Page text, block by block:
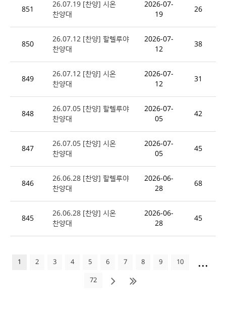
851
26.07.19 [찬양] 시온
찬양대
2026-07-
19
26
850
26.07.12 [찬양] 할렐루야
찬양대
2026-07-
12
38
849
26.07.12 [찬양] 시온
찬양대
2026-07-
12
31
848
26.07.05 [찬양] 할렐루야
찬양대
2026-07-
05
42
847
26.07.05 [찬양] 시온
찬양대
2026-07-
05
45
846
26.06.28 [찬양] 할렐루야
찬양대
2026-06-
28
68
845
26.06.28 [찬양] 시온
찬양대
2026-06-
28
45
1 2 3 4 5 6 7 8 9 10 ...
72